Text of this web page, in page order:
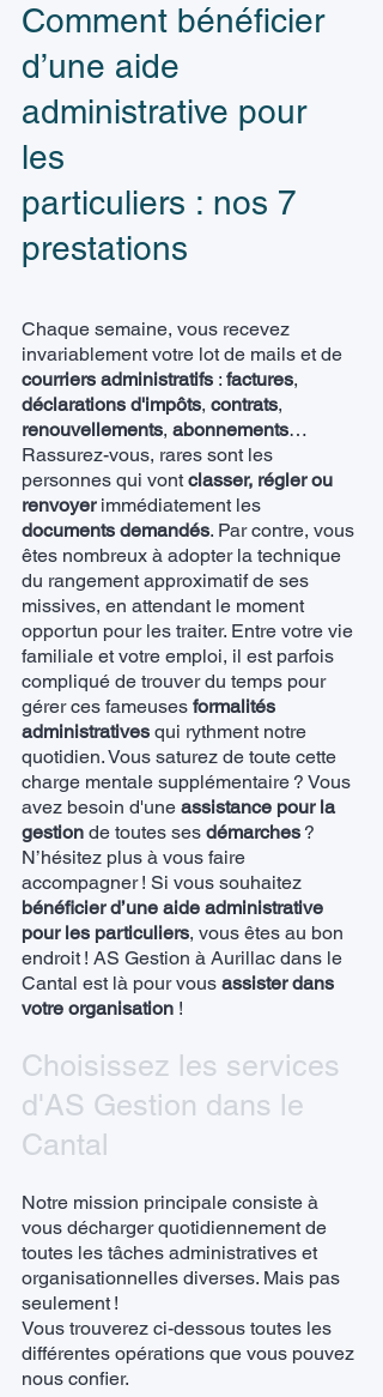
Comment bénéficier
d’une aide
administrative pour
les
particuliers : nos 7
prestations
Chaque semaine, vous recevez
invariablement votre lot de mails et de
courriers administratifs : factures,
déclarations d'impôts, contrats,
renouvellements, abonnements…
Rassurez-vous, rares sont les
personnes qui vont classer, régler ou
renvoyerimmédiatement les
documents demandés. Par contre, vous
êtes nombreux à adopter la technique
du rangement approximatif de ses
missives, en attendant le moment
opportun pour les traiter. Entre votre vie
familiale et votre emploi, il est parfois
compliqué de trouver du temps pour
gérer ces fameuses formalités
administratives qui rythment notre
quotidien. Vous saturez de toute cette
charge mentale supplémentaire ? Vous
avez besoin d'une assistance pour la
gestion de toutes ses démarches ?
N’hésitez plus à vous faire
accompagner ! Si vous souhaitez
bénéficier d’une aide administrative
pour les particuliers, vous êtes au bon
endroit ! AS Gestion à Aurillac dans le
Cantal est là pour vous assister dans
votre organisation !
Choisissez les services
d'AS Gestion dans le
Cantal
Notre mission principale consiste à
vous décharger quotidiennement de
toutes les tâches administratives et
organisationnelles diverses. Mais pas
seulement !
Vous trouverez ci-dessous toutes les
différentes opérations que vous pouvez
nous confier.